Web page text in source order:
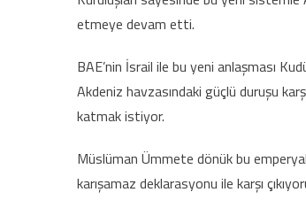
etmeye devam etti.
BAE’nin İsrail ile bu yeni anlaşması
Akdeniz havzasındaki güçlü duruşu
katmak istiyor.
Müslüman Ümmete dönük bu emperyal
karışamaz deklarasyonu ile karşı